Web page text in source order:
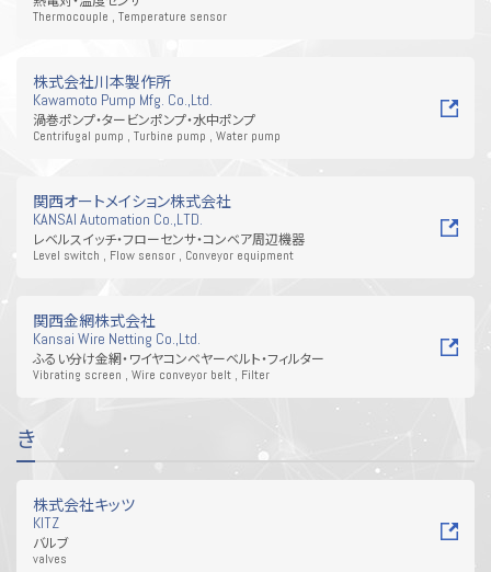
Thermocouple , Temperature sensor
株式会社川本製作所
Kawamoto Pump Mfg. Co.,Ltd.
渦巻ポンプ・タービンポンプ・水中ポンプ
Centrifugal pump , Turbine pump , Water pump
関西オートメイション株式会社
KANSAI Automation Co.,LTD.
レベルスイッチ・フローセンサ・コンベア周辺機器
Level switch , Flow sensor , Conveyor equipment
関西金網株式会社
Kansai Wire Netting Co.,Ltd.
ふるい分け金網・ワイヤコンベヤーベルト・フィルター
Vibrating screen , Wire conveyor belt , Filter
き
株式会社キッツ
KITZ
バルブ
valves